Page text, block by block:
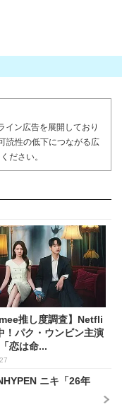
イン広告を展開しており
読性の低下につながる広
ださい。
推し度調査】Netfli
！パク・ウンビン主演
恋は命...
ニキ「26年